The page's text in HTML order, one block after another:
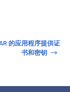
的应用程序提供证
书和密钥